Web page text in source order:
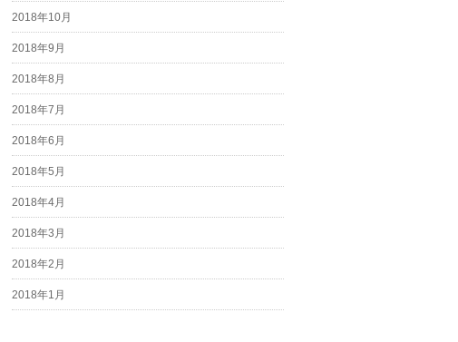
2018年10月
2018年9月
2018年8月
2018年7月
2018年6月
2018年5月
2018年4月
2018年3月
2018年2月
2018年1月